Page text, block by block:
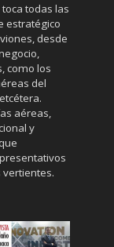
todas las
estratégico
desde
como los
del
aéreas,
y
vertientes.